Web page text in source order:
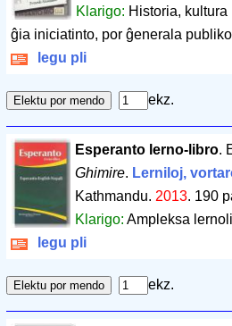
Klarigo: Historia,
ĝia iniciatinto, por ĝenerala
legu pli
ekz.
Esperanto lerno-libro.
Ghimire. Lerniloj,
Kathmandu. 2013. 190
Klarigo:Ampleksa
legu pli
ekz.